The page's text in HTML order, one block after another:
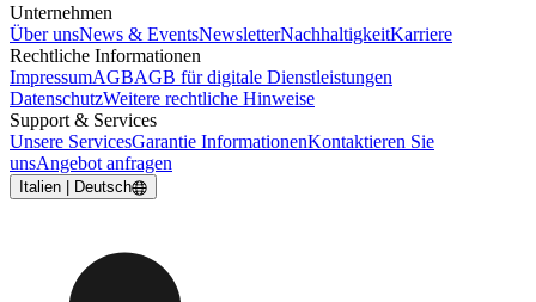
Unternehmen
Über unsNews & EventsNewsletterNachhaltigkeitKarriere
Rechtliche Informationen
ImpressumAGBAGB für digitale Dienstleistungen
DatenschutzWeitere rechtliche Hinweise
Support & Services
Unsere ServicesGarantie InformationenKontaktieren Sie
unsAngebot anfragen
Italien | Deutsch